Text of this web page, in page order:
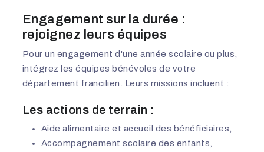
Engagement sur la durée :
rejoignez leurs équipes
Pour un engagement d'une année scolaire ou plus,
intégrez les équipes bénévoles de votre
département francilien. Leurs missions incluent :
Les actions de terrain :
Aide alimentaire et accueil des bénéficiaires,
Accompagnement scolaire des enfants,